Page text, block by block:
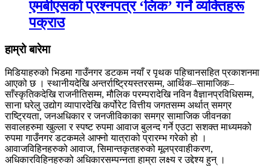
एमबीएसको प्रश्नपत्र ‘लिक’ गर्ने व्यक्तिहरू
पक्राउ
हाम्रो बारेमा
मिडियाहरुको भिडमा गाउँनगर डटकम नयाँ र पृथक पहिचानसहित प्रकाशनमा
आएको छ । स्थानीयदेखि अन्तर्राष्ट्रियस्तरसम्म, आर्थिक–सामाजिक–
साँस्कृतिकदेखि राजनीतिसम्म, मौलिक परम्परादेखि नविन वैज्ञानप्रविधिसम्म,
साना घरेलु उद्योग व्यापारदेखि कर्पोरेट वित्तीय जगतसम्म अर्थात् समग्र
राष्ट्रियता, जनअधिकार र जनजीविकाका समग्र सामाजिक जीवनका
सवालहरुमा खुल्ला र स्पष्ट रुपमा आवाज बुलन्द गर्ने एउटा सशक्त माध्यमको
रुपमा गाउँनगर डटकमले आफ्नो यात्राको प्रारम्भ गरेको हो ।
आवाजविहिनहरुको आवाज, सिमान्तकृतहरुको मूलप्रवाहीकरण,
अधिकारविहिनहरुको अधिकारसम्पन्नता हाम्रा लक्ष्य र उद्देश्य हुन् ।